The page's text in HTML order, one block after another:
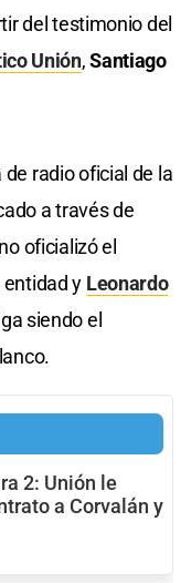
del testimonio del
Unión,Santiago
radio oficial de la
a través de
oficializó el
y Leonardo
siendo el
2: Unión le
a Corvalán y